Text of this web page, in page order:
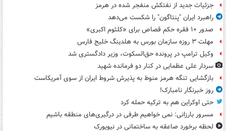
جزئیات جدید از نفتکش منفجر شده در هرمز
راهبرد ایران "پنتاگون" را شکست می‌دهد
صدور ۱۰ فقره حکم قصاص برای «کلثوم اکبری»
مهلت ۳ روزه سازمان بورس به هلدینگ خلیج فارس
وکیل ترامپ در پرونده حق‌السکوت، وزیر دادگستری شد
سردار علی عظمایی در کنار دو فرمانده شهید
بازگشایی تنگه هرمز منوط به پذیرش شروط ایران از سوی آمریکاست
روز خبرنگار نامبارک!
حتی اوکراین هم به ترکیه حمله کرد
مسرور بارزانی: نمی خواهیم طرفی در درگیری‌های منطقه باشیم
لحظه برخورد صاعقه به ساختمانی در نیویورک